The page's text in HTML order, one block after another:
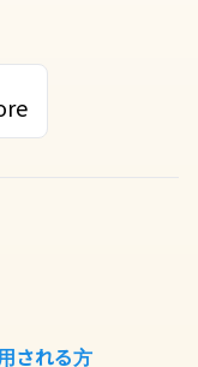
される方